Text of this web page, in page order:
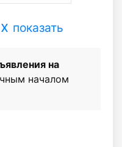
показать
на
началом